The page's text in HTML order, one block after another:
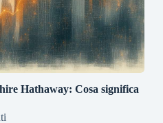
Hathaway: Cosa significa